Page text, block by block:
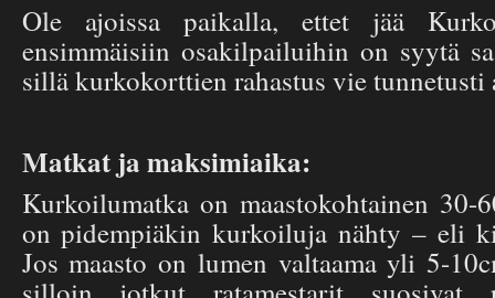
Ole ajoissa paikalla, ettet jää
ensimmäisiin osakilpailuihin on syytä
sillä kurkokorttien rahastus vie tunnetusti
Matkat ja maksimiaika:
Kurkoilumatka on maastokohtainen
on pidempiäkin kurkoiluja nähty – eli
Jos maasto on lumen valtaama yli 5-